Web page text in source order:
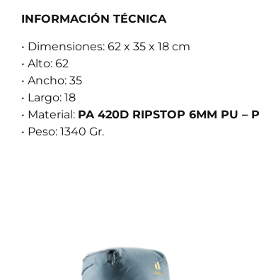
INFORMACIÓN TÉCNICA
• Dimensiones: 62 x 35 x 18 cm
• Alto: 62
• Ancho: 35
• Largo: 18
• Material: PA 420D RIPSTOP 6MM PU –
• Peso: 1340 Gr.